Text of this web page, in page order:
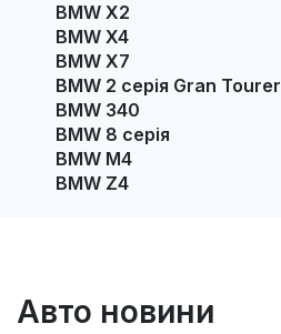
BMW X2
BMW X4
BMW X7
BMW 2 серія Gran Tourer
BMW 340
BMW 8 серія
BMW M4
BMW Z4
Авто новини